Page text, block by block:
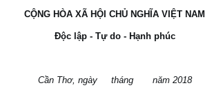
CỘNG HÒA XÃ HỘI CHỦ NGHĨA VIỆT NAM
Độc lập - Tự do - Hạnh phúc
Cần Thơ, ngày tháng năm 2018